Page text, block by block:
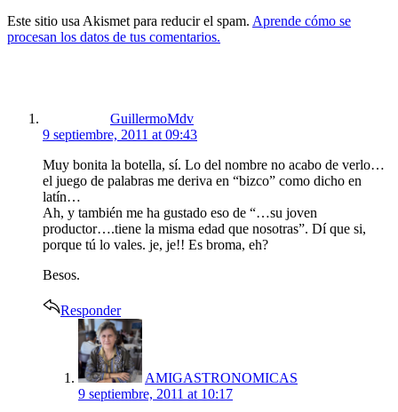
Este sitio usa Akismet para reducir el spam. Aprende cómo se
procesan los datos de tus comentarios.
GuillermoMdv
9 septiembre, 2011 at 09:43
Muy bonita la botella, sí. Lo del nombre no acabo de verlo…
el juego de palabras me deriva en “bizco” como dicho en
latín…
Ah, y también me ha gustado eso de “…su joven
productor….tiene la misma edad que nosotras”. Dí que si,
porque tú lo vales. je, je!! Es broma, eh?
Besos.
Responder
says:
AMIGASTRONOMICAS
9 septiembre, 2011 at 10:17